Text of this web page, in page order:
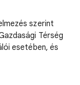
szerint
Térség
esetében, és